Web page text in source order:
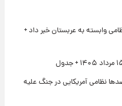
وابسته به عربستان خبر داد +
نظامی آمریکایی در جنگ علیه